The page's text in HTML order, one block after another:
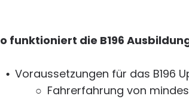
funktioniert die B196
Voraussetzungen für das B196
Fahrerfahrung von